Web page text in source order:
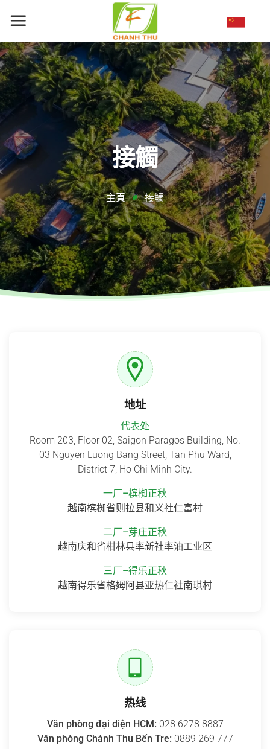
容
接觸
主頁 接觸
地址
代表处
Room 203, Floor 02, Saigon Paragos Building, No.
03 Nguyen Luong Bang Street, Tan Phu Ward,
District 7, Ho Chi Minh City.
一厂–槟椥正秋
越南槟椥省则拉县和义社仁富村
二厂–芽庄正秋
越南庆和省柑林县率新社率油工业区
三厂–得乐正秋
越南得乐省格姆阿县亚热仁社南琪村
热线
Văn phòng đại diện HCM: 028 6278 8887
Văn phòng Chánh Thu Bến Tre: 0889 269 777